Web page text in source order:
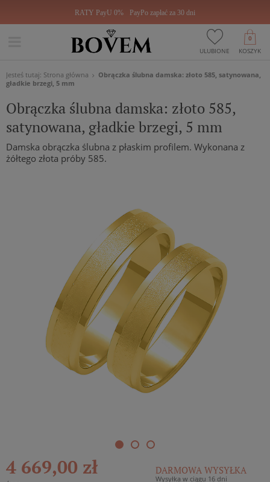
RATY PayU 0% PayPo zapłać za 30 dni
ULUBIONE KOSZYK
0
Jesteś tutaj: Strona główna
Obrączka ślubna damska: złoto 585, satynowana,
gładkie brzegi, 5 mm
Obrączka ślubna damska: złoto 585,
satynowana, gładkie brzegi, 5 mm
Damska obrączka ślubna z płaskim profilem. Wykonana z
żółtego złota próby 585.
4 669,00 zł DARMOWA WYSYŁKA
Wysyłka w ciągu 16 dni